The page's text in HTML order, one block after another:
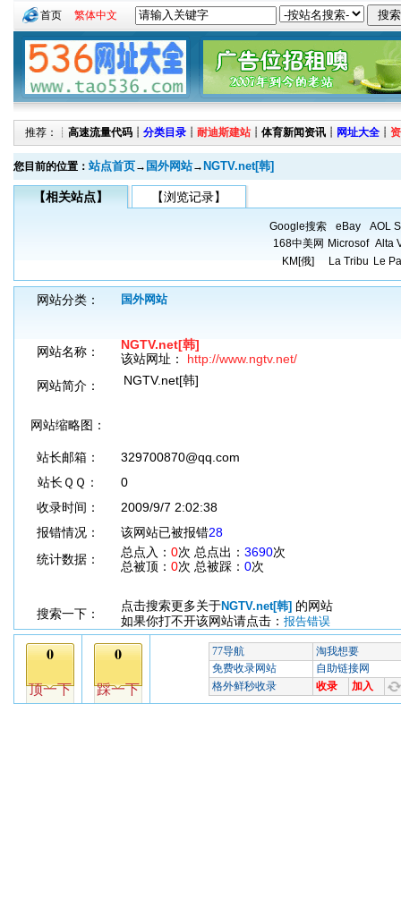
首页 繁体中文
推荐：┊ 高速流量代码 ┊ 分类目录 ┊ 耐迪斯建站 ┊ 体育新闻资讯 ┊ 网址大全 ┊
您目前的位置： 站点首页→ 国外网站→ NGTV.net[韩]
【相关站点】 【浏览记录】
Google搜索 eBay
AOL
168中美网 Microsof Alta
KM[俄]
La Tribu Le
网站分类： 国外网站
网站名称：
NGTV.net[韩]
该站网址： http://www.ngtv.net/
网站简介：
NGTV.net[韩]
网站缩略图：
站长邮箱：
329700870@qq.com
站长ＱＱ：
0
收录时间：
2009/9/7 2:02:38
报错情况：
该网站已被报错28
统计数据：
总点入： 0次 总点出： 3690次
总被顶： 0次 总被踩： 0次
搜索一下：
点击搜索更多关于NGTV.net[韩] 的网站
如果你打不开该网站请点击： 报告错误